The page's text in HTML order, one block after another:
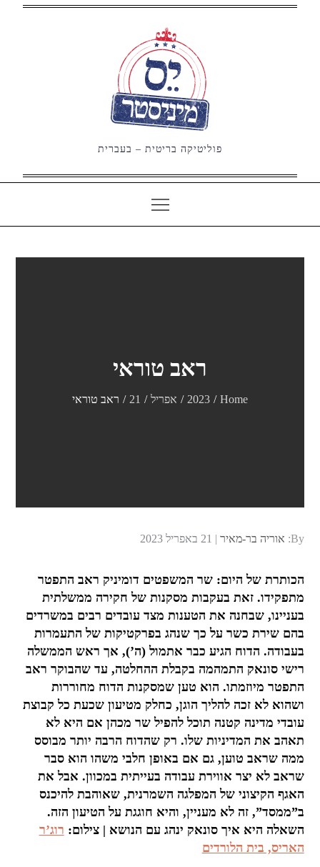
פוליטיקה בריטית – בעברית
ראב טוראי
Home
2023 אפריל 21 ראב טוראי
By: אוריה בר-מאיר
Posted
21 באפריל 2023
הכותרת של היום: שר המשפטים דומיניק ראב התפטר
מתפקידו. זאת בעקבות מסקנות של חקירה ממשלתית
בעניינו, שבחנה את הטענות מצד עובדים רבים במשרדים
בהם שירת כשר על כך שנהג בפרקטיקות של התעמרות
בעבודה. הדוח הגיע כבר אתמול (ה’), אך ראש הממשלה
רישי סונאק התמהמה בקבלת ההחלטה, עד שהבוקר ראב
התפטר מיוזמתו. הוא טען שמסקנות הדוח מחוררות
ושהוא לא זכה להליך הוגן, כחלק מטיעון שכעת כל קבוצת
עובדי מדינה קטנה תוכל להפיל שר מכהן אם היא לא
תאהב את המדיניות שלו. רק שהדוח הרבה יותר מבוסס
ממה שראב טוען, גם אם באופן חלבי משהו הוא סבר
שראב לא יצר אווירת עבודה בעייתית במכוון. אבל את
האגף הקיצוני של המפלגה השמרנית, שאוהבת להיכנס
ב”ממסד”, זה לא מעניין, והיא חוגגת על הטיעון הזה.
השאלה היא איך סונאק ינהג עם הנושא | צילום: רוג’ר
האריס, בית הלורדים